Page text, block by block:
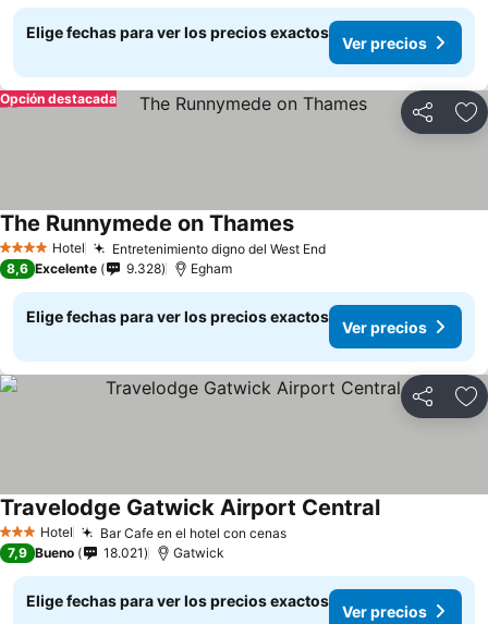
Elige fechas para ver los precios exactos
Ver precios
Compartir
Opción destacada
4 EstrellasHotel Entretenimiento digno del West End
The Runnymede on Thames
8,6 Excelente 9.328 Egham
Elige fechas para ver los precios exactos
Ver precios
Compartir
3 Estrellas
Hotel Bar Cafe en el hotel con cenas
Travelodge Gatwick Airport Central
7,9 Bueno 18.021 Gatwick
Elige fechas para ver los precios exactos
Ver precios